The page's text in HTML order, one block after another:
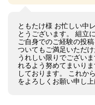
ともたけ様 お忙しい中
とうございます。 組立
ご自身でのご経験の投
ついてもご満足いただ
うれしい限りでござい
れるよう努めてまいり
しております。 これか
をよろしくお願い申し上